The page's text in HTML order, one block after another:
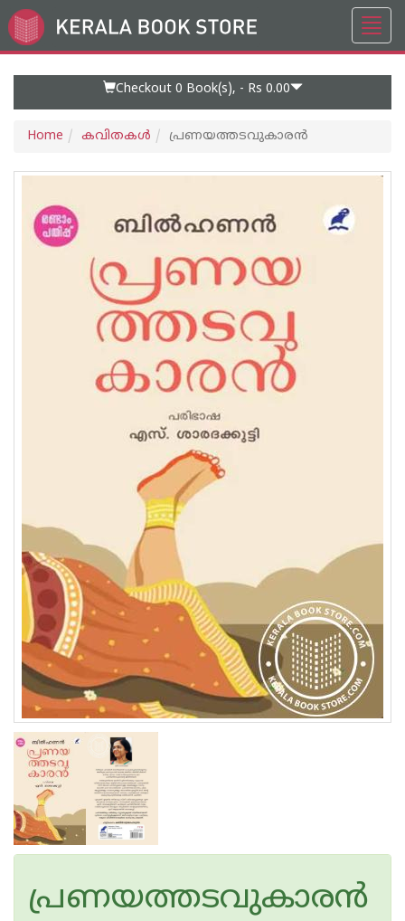
Go
to
Checkout 0 Book(s), - Rs 0.00
Home കവിതകള്‍ പ്രണയത്തടവുകാരന്‍
പ്രണയത്തടവുകാരന്‍